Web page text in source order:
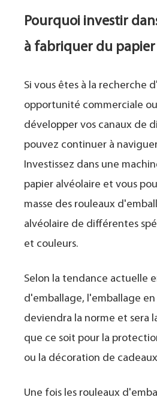
Pourquoi investir
à fabriquer du papier
Si vous êtes à la recherche
opportunité commerciale
développer vos canaux de
pouvez continuer à
Investissez dans une
papier alvéolaire et vous
masse des rouleaux
alvéolaire de différentes
et couleurs.
Selon la tendance actuelle
d'emballage, l'emballage
deviendra la norme et sera
que ce soit pour la
ou la décoration de
Une fois les rouleaux